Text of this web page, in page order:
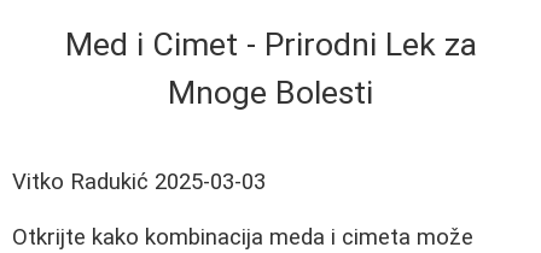
Med i Cimet - Prirodni Lek za
Mnoge Bolesti
Vitko Radukić 2025-03-03
Otkrijte kako kombinacija meda i cimeta može